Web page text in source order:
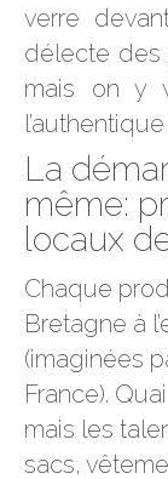
verre
délecte des
mais on y
La
même:
locaux
Chaque
Bretagne à
(imaginées
France).
mais les
sacs,